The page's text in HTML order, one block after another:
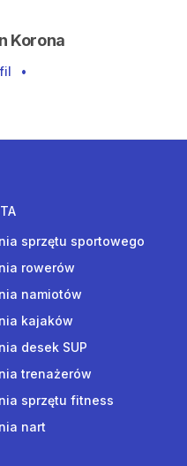
Korona
•
sprzętu sportowego
rowerów
namiotów
kajaków
desek SUP
trenażerów
sprzętu fitness
nart